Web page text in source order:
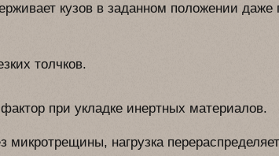
кузов в заданном положении даже
толчков.
при укладке инертных материалов.
микротрещины, нагрузка